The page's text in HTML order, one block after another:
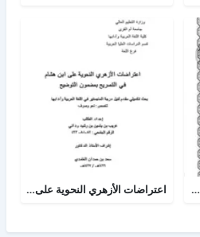
اعتراضات ابن الشجري النحوية على النحويين في الامالي عرض ودراسة اعتراضات الأزهري النحوية على ابن هشام في التصريح بمضمون التوضيح